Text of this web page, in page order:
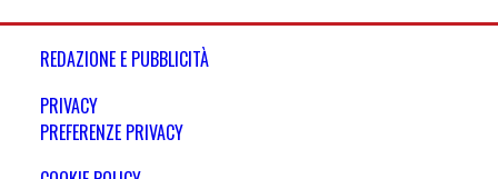
REDAZIONE E PUBBLICITÀ
PRIVACY
PREFERENZE PRIVACY